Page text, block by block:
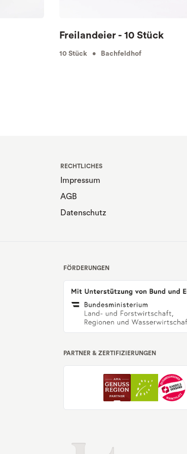
Freilandeier - 10 Stück
10 Stück • Bachfeldhof
RECHTLICHES
Impressum
AGB
Datenschutz
FÖRDERUNGEN
PARTNER & ZERTIFIZIERUNGEN